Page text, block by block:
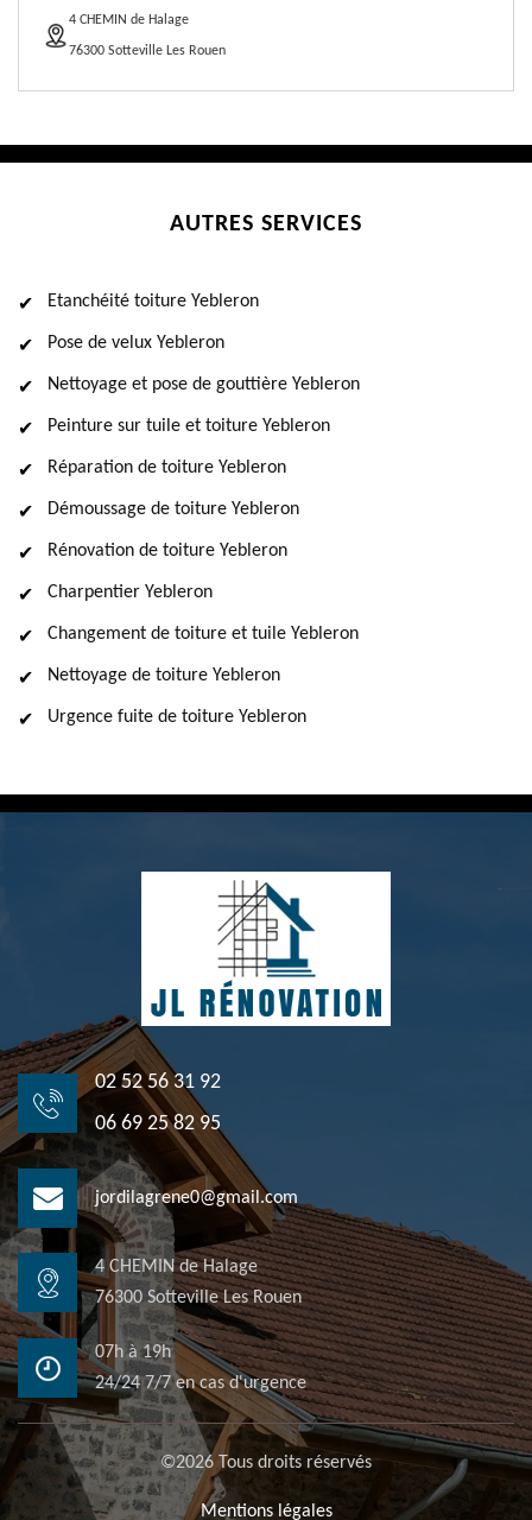
4 CHEMIN de Halage
76300 Sotteville Les Rouen
AUTRES SERVICES
Etanchéité toiture Yebleron
Pose de velux Yebleron
Nettoyage et pose de gouttière Yebleron
Peinture sur tuile et toiture Yebleron
Réparation de toiture Yebleron
Démoussage de toiture Yebleron
Rénovation de toiture Yebleron
Charpentier Yebleron
Changement de toiture et tuile Yebleron
Nettoyage de toiture Yebleron
Urgence fuite de toiture Yebleron
02 52 56 31 92
06 69 25 82 95
jordilagrene0@gmail.com
4 CHEMIN de Halage
76300 Sotteville Les Rouen
07h à 19h
24/24 7/7 en cas d'urgence
©2026 Tous droits réservés
Mentions légales